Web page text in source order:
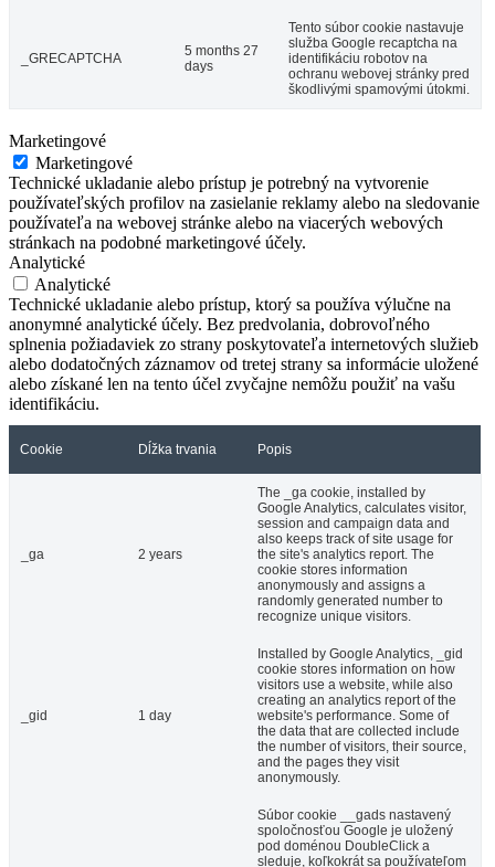
_GRECAPTCHA
5 months 27
days
Tento súbor cookie nastavuje
služba Google recaptcha na
identifikáciu robotov na
ochranu webovej stránky pred
škodlivými spamovými útokmi.
Marketingové
Marketingové
Technické ukladanie alebo prístup je potrebný na vytvorenie
používateľských profilov na zasielanie reklamy alebo na sledovanie
používateľa na webovej stránke alebo na viacerých webových
stránkach na podobné marketingové účely.
Analytické
Analytické
Technické ukladanie alebo prístup, ktorý sa používa výlučne na
anonymné analytické účely. Bez predvolania, dobrovoľného
splnenia požiadaviek zo strany poskytovateľa internetových služieb
alebo dodatočných záznamov od tretej strany sa informácie uložené
alebo získané len na tento účel zvyčajne nemôžu použiť na vašu
identifikáciu.
Cookie Dĺžka trvania Popis
_ga 2 years
The _ga cookie, installed by
Google Analytics, calculates visitor,
session and campaign data and
also keeps track of site usage for
the site's analytics report. The
cookie stores information
anonymously and assigns a
randomly generated number to
recognize unique visitors.
_gid 1 day
Installed by Google Analytics, _gid
cookie stores information on how
visitors use a website, while also
creating an analytics report of the
website's performance. Some of
the data that are collected include
the number of visitors, their source,
and the pages they visit
anonymously.
Súbor cookie __gads nastavený
spoločnosťou Google je uložený
pod doménou DoubleClick a
sleduje, koľkokrát sa používateľom